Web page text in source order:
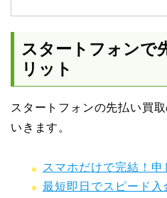
スタートフォンで
リット
スタートフォンの先払い買
いきます。
スマホだけで完結！申
最短即日でスピード入